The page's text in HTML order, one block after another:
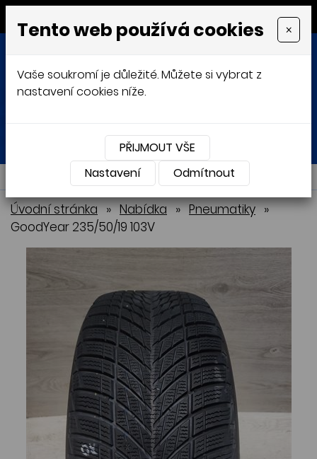
MENU
Přihlásit Košík
NABÍDKA
Úvodní stránka » Nabídka » Pneumatiky »
GoodYear 235/50/19 103V
Tento web používá cookies ×
Vaše soukromí je důležité. Můžete si vybrat z
nastavení cookies níže.
PŘIJMOUT VŠE
Nastavení
Odmítnout